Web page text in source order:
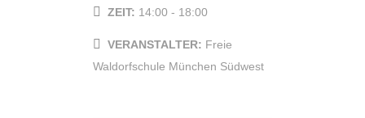
ZEIT: 14:00 - 18:00
VERANSTALTER: Freie
Waldorfschule München Südwest